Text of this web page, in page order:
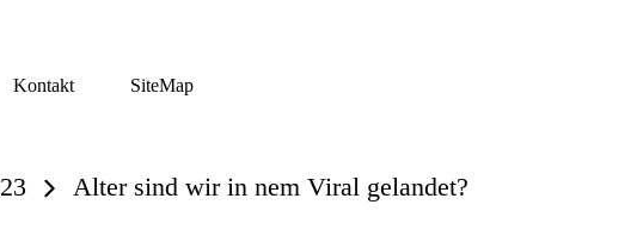
Kontakt SiteMap
23 Alter sind wir in nem Viral gelandet?